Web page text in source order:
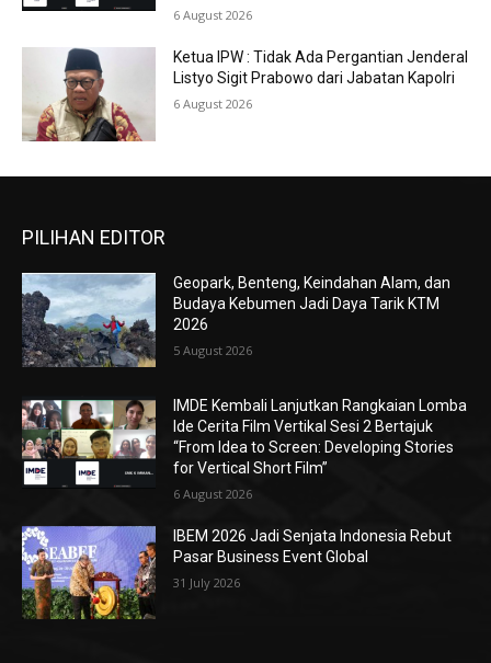
6 August 2026
Ketua IPW : Tidak Ada Pergantian Jenderal
Listyo Sigit Prabowo dari Jabatan Kapolri
6 August 2026
PILIHAN EDITOR
Geopark, Benteng, Keindahan Alam, dan
Budaya Kebumen Jadi Daya Tarik KTM
2026
5 August 2026
IMDE Kembali Lanjutkan Rangkaian Lomba
Ide Cerita Film Vertikal Sesi 2 Bertajuk
“From Idea to Screen: Developing Stories
for Vertical Short Film”
6 August 2026
IBEM 2026 Jadi Senjata Indonesia Rebut
Pasar Business Event Global
31 July 2026